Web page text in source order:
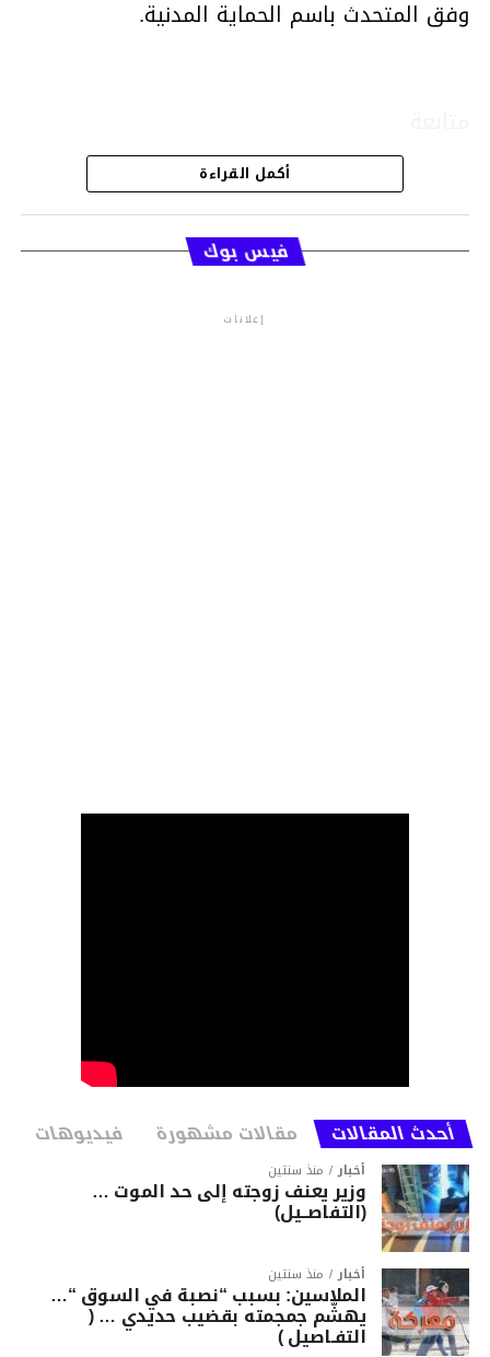
وفق المتحدث باسم الحماية المدنية.
قسم الاخبار
أكمل القراءة
فيس بوك
إعلانات
أحدث المقالات مقالات مشهورة فيديوهات
أخبار منذ سنتين
وزير يعنف زوجته إلى حد الموت …
(التفاصــيل)
أخبار منذ سنتين
الملاسين: بسبب “نصبة في السوق “…
يهشّم جمجمته بقضيب حديدي … (
التفـاصيل )